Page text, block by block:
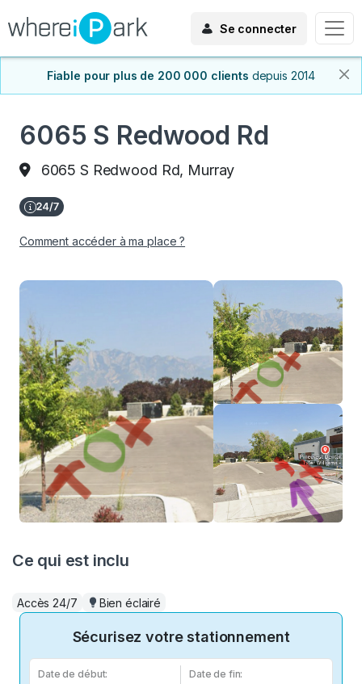
Se connecter
Fiable pour plus de 200 000 clients depuis 2014
6065 S Redwood Rd
6065 S Redwood Rd, Murray
Comment accéder à ma place ?
Ce qui est inclu
Accès 24/7 Bien éclairé
Sécurisez votre stationnement
Date de début: Date de fin: